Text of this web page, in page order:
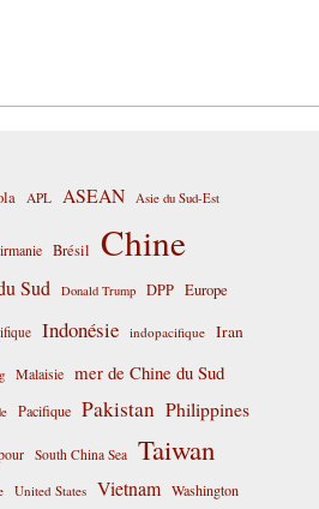
APL ASEAN Asie du Sud-Est
Brésil Chine
Sud Donald Trump DPP Europe
Indonésie indopacifique Iran
Malaisie mer de Chine du Sud
Pacifique Pakistan Philippines
South China Sea Taiwan
United States Vietnam Washington